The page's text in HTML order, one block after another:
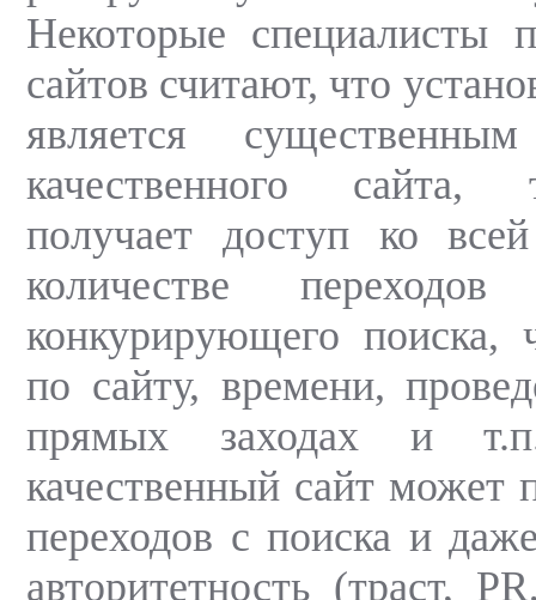
Некоторые специалисты
сайтов считают, что
является
качественного сайта,
получает доступ ко
количестве
конкурирующего поиска,
по сайту, времени,
прямых заходах и
качественный сайт может
переходов с поиска и
авторитетность (траст,